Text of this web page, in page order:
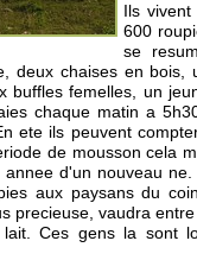
Ils
600
se
deux chaises en
buffles femelles, un
chaque matin a
ete ils peuvent
de mousson cela
d'un nouveau
aux paysans du
precieuse, vaudra
Ces gens la sont